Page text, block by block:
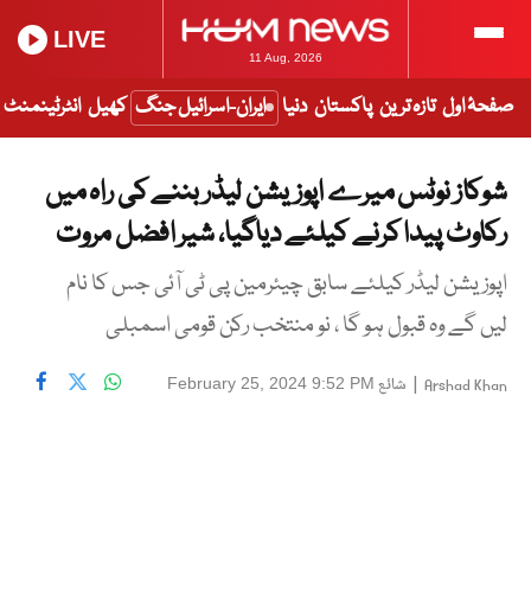
11 Aug, 2026
LIVE
صفحۂ اول تازہ ترین پاکستان دنیا ایران-اسرائیل جنگ کھیل انٹرٹینمنٹ
شوکاز نوٹس میرے اپوزیشن لیڈر بننے کی راہ میں
رکاوٹ پیدا کرنے کیلئے دیاگیا، شیر افضل مروت
اپوزیشن لیڈر کیلئے سابق چیئرمین پی ٹی آئی جس کا نام
لیں گے وہ قبول ہو گا ، نو منتخب رکن قومی اسمبلی
Arshad Khan
| شائع February 25, 2024 9:52 PM